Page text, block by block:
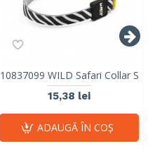
10837099 WILD Safari Collar S
15,38 lei
ADAUGĂ ÎN COŞ